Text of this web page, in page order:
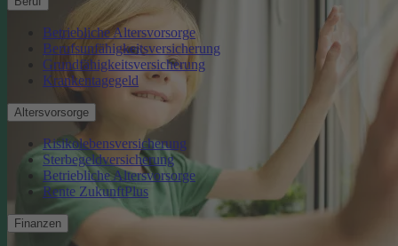
Betriebliche Altersvorsorge
Berufsunfähigkeitsversicherung
Grundfähigkeitsversicherung
Krankentagegeld
Altersvorsorge
Risikolebensversicherung
Sterbegeldversicherung
Betriebliche Altersvorsorge
Rente ZukunftPlus
Finanzen